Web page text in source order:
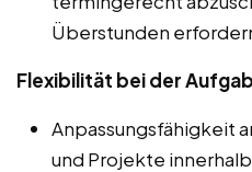
Überstunden
Flexibilität bei der
Anpassungsfähigkeit
und Projekte